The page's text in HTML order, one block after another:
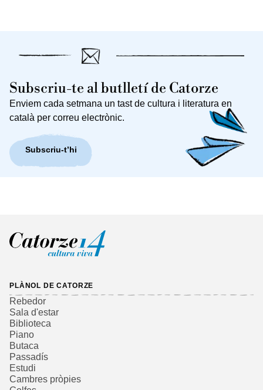
Subscriu-te al butlletí de Catorze
Enviem cada setmana un tast de cultura i literatura en
català per correu electrònic.
Subscriu-t’hi
PLÀNOL DE CATORZE
Rebedor
Sala d'estar
Biblioteca
Piano
Butaca
Passadís
Estudi
Cambres pròpies